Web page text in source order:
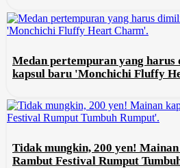
Medan pertempuran yang
kapsul baru 'Monchichi Fluffy
Tidak mungkin, 200 yen!
Rambut Festival Rumput